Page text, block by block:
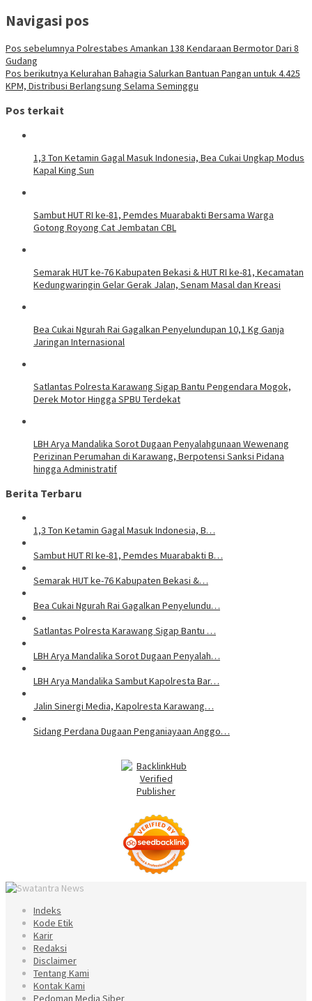
Navigasi pos
Pos sebelumnya Polrestabes Amankan 138 Kendaraan Bermotor Dari 8
Gudang
Pos berikutnya Kelurahan Bahagia Salurkan Bantuan Pangan untuk 4.425
KPM, Distribusi Berlangsung Selama Seminggu
Pos terkait
1,3 Ton Ketamin Gagal Masuk Indonesia, Bea Cukai Ungkap Modus
Kapal King Sun
Sambut HUT RI ke-81, Pemdes Muarabakti Bersama Warga
Gotong Royong Cat Jembatan CBL
Semarak HUT ke-76 Kabupaten Bekasi & HUT RI ke-81, Kecamatan
Kedungwaringin Gelar Gerak Jalan, Senam Masal dan Kreasi
Bea Cukai Ngurah Rai Gagalkan Penyelundupan 10,1 Kg Ganja
Jaringan Internasional
Satlantas Polresta Karawang Sigap Bantu Pengendara Mogok,
Derek Motor Hingga SPBU Terdekat
LBH Arya Mandalika Sorot Dugaan Penyalahgunaan Wewenang
Perizinan Perumahan di Karawang, Berpotensi Sanksi Pidana
hingga Administratif
Berita Terbaru
1,3 Ton Ketamin Gagal Masuk Indonesia, B…
Sambut HUT RI ke-81, Pemdes Muarabakti B…
Semarak HUT ke-76 Kabupaten Bekasi &…
Bea Cukai Ngurah Rai Gagalkan Penyelundu…
Satlantas Polresta Karawang Sigap Bantu …
LBH Arya Mandalika Sorot Dugaan Penyalah…
LBH Arya Mandalika Sambut Kapolresta Bar…
Jalin Sinergi Media, Kapolresta Karawang…
Sidang Perdana Dugaan Penganiayaan Anggo…
Indeks
Kode Etik
Karir
Redaksi
Disclaimer
Tentang Kami
Kontak Kami